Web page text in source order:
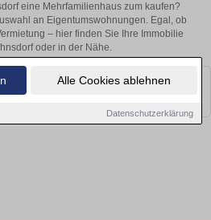
Alle Cookies ablehnen
Datenschutzerklärung
eine Mehrfamilienhaus zum kaufen?
an Eigentumswohnungen. Egal, ob
– hier finden Sie Ihre Immobilie
oder in der Nähe.
passenden Objekte finden. Schauen Sie